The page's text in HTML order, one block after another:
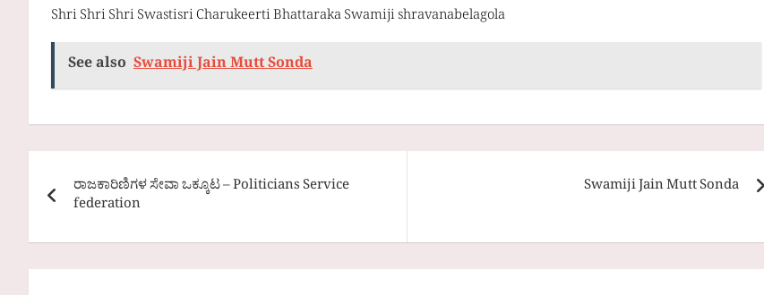
Shri Shri Shri Swastisri Charukeerti Bhattaraka Swamiji shravanabelagola
See also Swamiji Jain Mutt Sonda
Post
navigation
ರಾಜಕಾರಿಣಿಗಳ ಸೇವಾ ಒಕ್ಕೂಟ – Politicians Service
federation
Swamiji Jain Mutt Sonda